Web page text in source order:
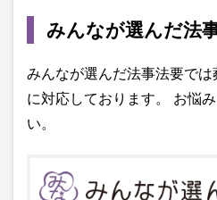
みんなが選んだ法
みんなが選んだ法事法要で
に対応しております。 お悩
い。